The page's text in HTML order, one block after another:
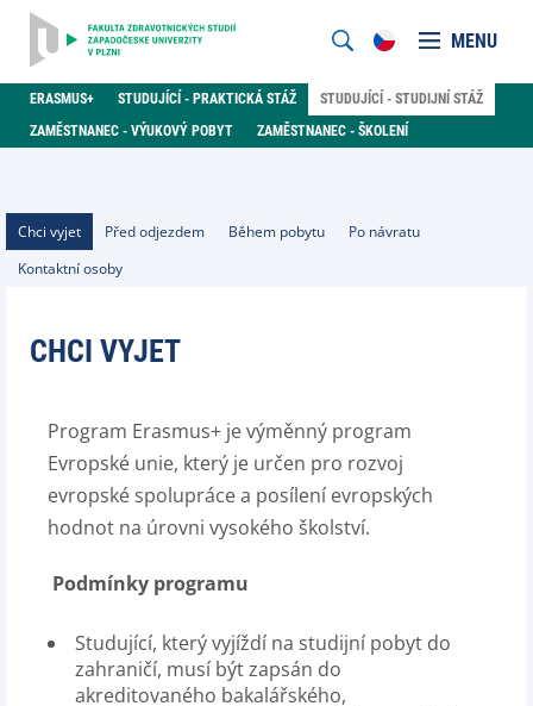
MENU
ERASMUS+ STUDUJÍCÍ - PRAKTICKÁ STÁŽ
STUDUJÍCÍ - STUDIJNÍ STÁŽ
ZAMĚSTNANEC - VÝUKOVÝ POBYT
ZAMĚSTNANEC - ŠKOLENÍ
Chci vyjet Před odjezdem Během pobytu
Po návratu
Kontaktní osoby
CHCI VYJET
Program Erasmus+ je výměnný program
Evropské unie, který je určen pro rozvoj
evropské spolupráce a posílení evropských
hodnot na úrovni vysokého školství.
Podmínky programu
Studující, který vyjíždí na studijní pobyt do
zahraničí, musí být zapsán do
akreditovaného bakalářského,